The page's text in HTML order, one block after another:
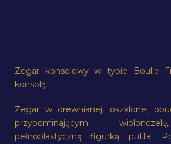
Zegar konsolowy w typie Boulle
konsolą
Zegar w drewnianej, oszklonej
przypominającym
pełnoplastyczną figurką putta.